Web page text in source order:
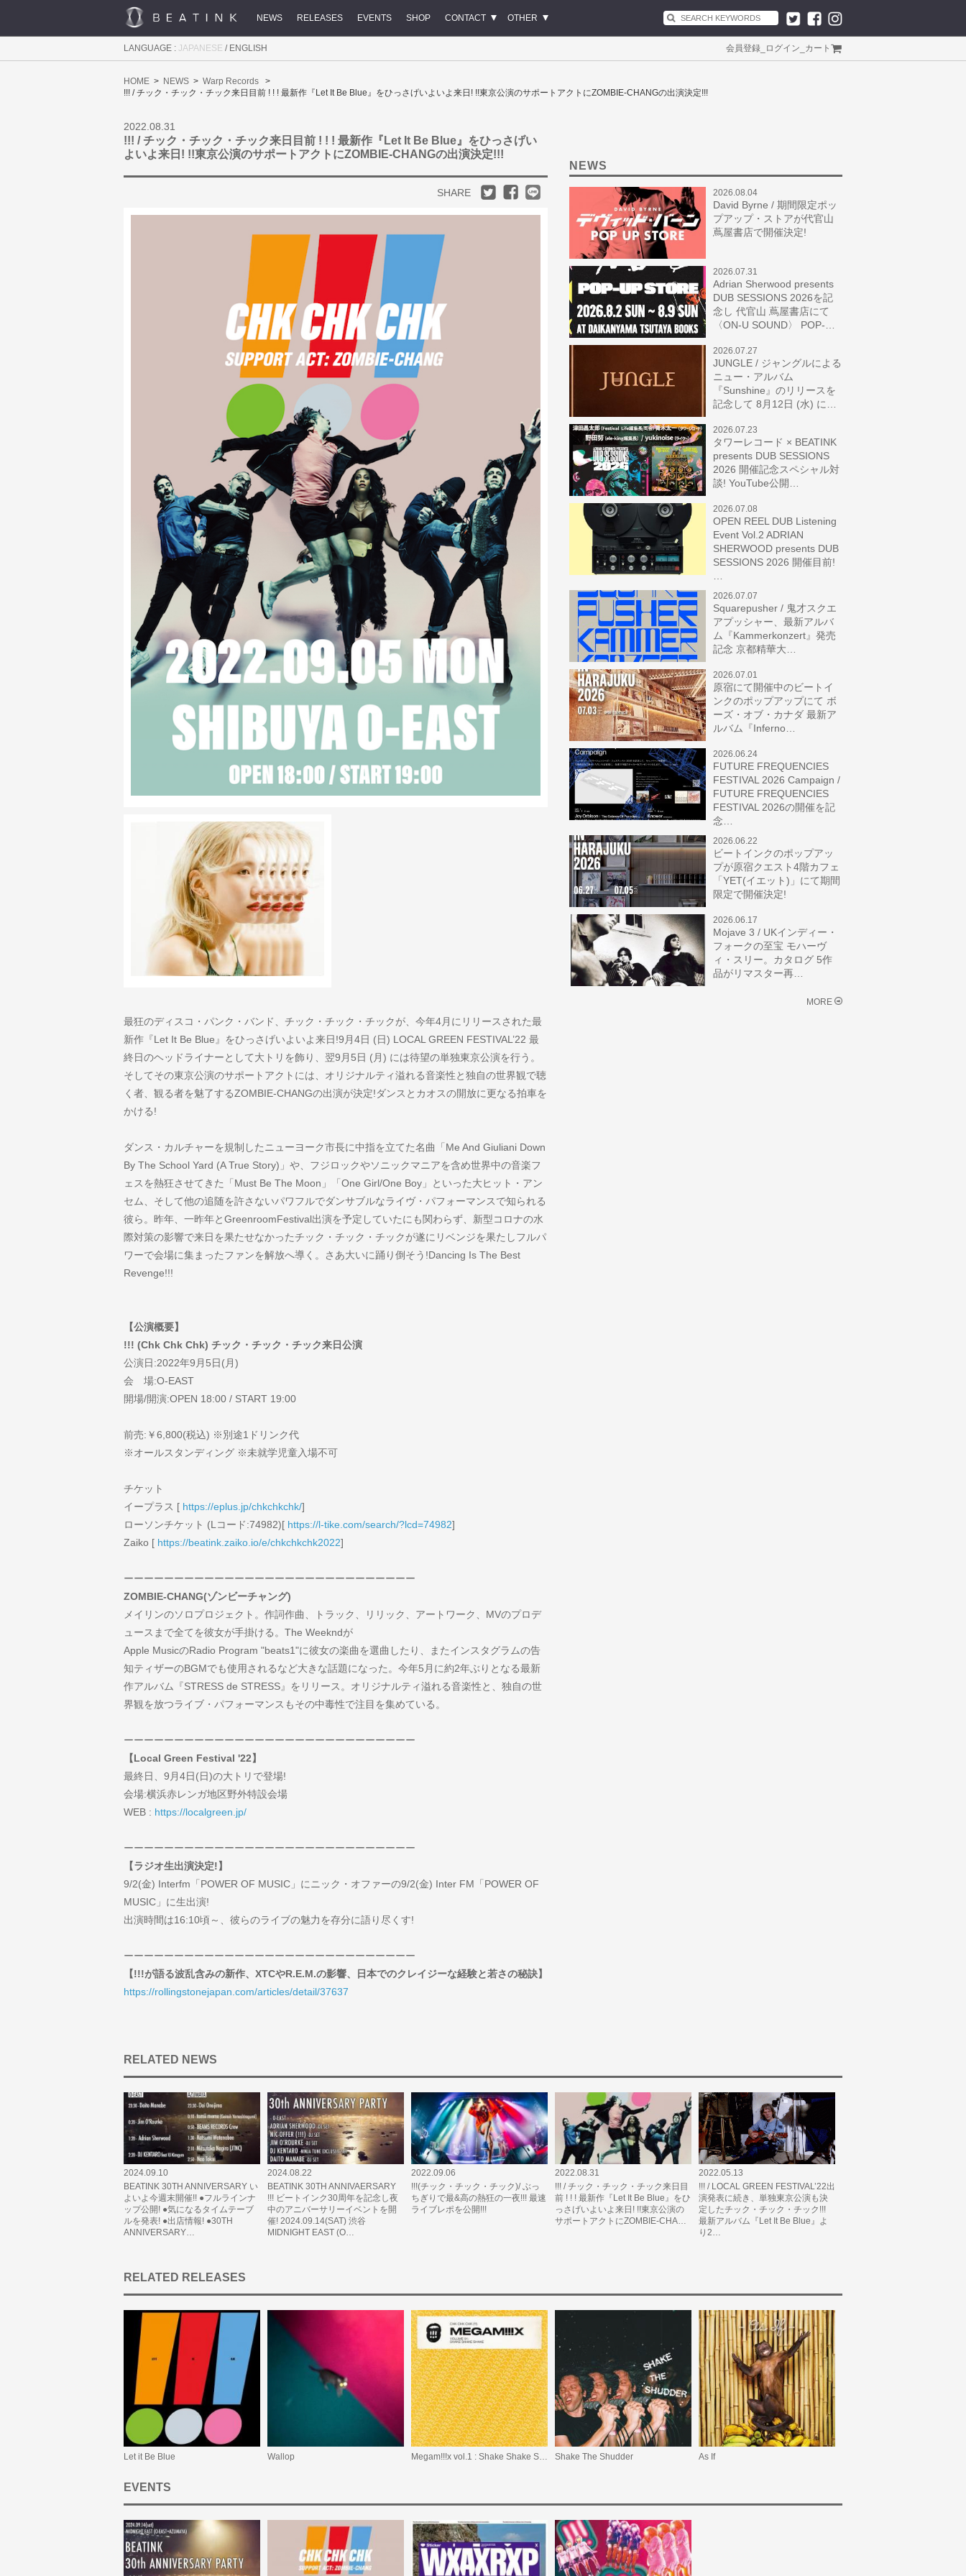
NEWS RELEASES EVENTS SHOP CONTACT OTHER
LANGUAGE : JAPANESE / ENGLISH 会員登録 ログイン カート
HOME NEWS
Warp Records
!!! / チック・チック・チック来日目前 ! ! ! 最新作『Let It Be Blue』をひっさげいよいよ来日! !!東京公演のサポートアクトにZOMBIE-CHANGの出演決定!!!
2022.08.31
!!! / チック・チック・チック来日目前 ! ! ! 最新作『Let It Be Blue』をひっさげい
よいよ来日! !!東京公演のサポートアクトにZOMBIE-CHANGの出演決定!!!
SHARE
最狂のディスコ・パンク・バンド、チック・チック・チックが、今年4月にリリースされた最
新作『Let It Be Blue』をひっさげいよいよ来日!9月4日 (日) LOCAL GREEN FESTIVAL’22 最
終日のヘッドライナーとして大トリを飾り、翌9月5日 (月) には待望の単独東京公演を行う。
そしてその東京公演のサポートアクトには、オリジナルティ溢れる音楽性と独自の世界観で聴
く者、観る者を魅了するZOMBIE-CHANGの出演が決定!ダンスとカオスの開放に更なる拍車を
かける!
ダンス・カルチャーを規制したニューヨーク市長に中指を立てた名曲「Me And Giuliani Down
By The School Yard (A True Story)」や、フジロックやソニックマニアを含め世界中の音楽フ
ェスを熱狂させてきた「Must Be The Moon」「One Girl/One Boy」といった大ヒット・アン
セム、そして他の追随を許さないパワフルでダンサブルなライヴ・パフォーマンスで知られる
彼ら。昨年、一昨年とGreenroomFestival出演を予定していたにも関わらず、新型コロナの水
際対策の影響で来日を果たせなかったチック・チック・チックが遂にリベンジを果たしフルパ
ワーで会場に集まったファンを解放へ導く。さあ大いに踊り倒そう!Dancing Is The Best
Revenge!!!
【公演概要】
!!! (Chk Chk Chk) チック・チック・チック来日公演
公演日:2022年9月5日(月)
会 場:O-EAST
開場/開演:OPEN 18:00 / START 19:00
前売:￥6,800(税込) ※別途1ドリンク代
※オールスタンディング ※未就学児童入場不可
チケット
イープラス [ https://eplus.jp/chkchkchk/]
ローソンチケット (Lコード:74982)[ https://l-tike.com/search/?lcd=74982]
Zaiko [ https://beatink.zaiko.io/e/chkchkchk2022]
ーーーーーーーーーーーーーーーーーーーーーーーーーーーーー
ZOMBIE-CHANG(ゾンビーチャング)
メイリンのソロプロジェクト。作詞作曲、トラック、リリック、アートワーク、MVのプロデ
ュースまで全てを彼女が手掛ける。The Weekndが
Apple MusicのRadio Program "beats1"に彼女の楽曲を選曲したり、またインスタグラムの告
知ティザーのBGMでも使用されるなど大きな話題になった。今年5月に約2年ぶりとなる最新
作アルバム『STRESS de STRESS』をリリース。オリジナルティ溢れる音楽性と、独自の世
界観を放つライブ・パフォーマンスもその中毒性で注目を集めている。
ーーーーーーーーーーーーーーーーーーーーーーーーーーーーー
【Local Green Festival '22】
最終日、9月4日(日)の大トリで登場!
会場:横浜赤レンガ地区野外特設会場
WEB : https://localgreen.jp/
ーーーーーーーーーーーーーーーーーーーーーーーーーーーーー
【ラジオ生出演決定!】
9/2(金) Interfm「POWER OF MUSIC」にニック・オファーの9/2(金) Inter FM「POWER OF
MUSIC」に生出演!
出演時間は16:10頃～、彼らのライブの魅力を存分に語り尽くす!
ーーーーーーーーーーーーーーーーーーーーーーーーーーーーー
【!!!が語る波乱含みの新作、XTCやR.E.M.の影響、日本でのクレイジーな経験と若さの秘訣】
https://rollingstonejapan.com/articles/detail/37637
NEWS
2026.08.04
David Byrne / 期間限定ポッ
プアップ・ストアが代官山
蔦屋書店で開催決定!
2026.07.31
Adrian Sherwood presents
DUB SESSIONS 2026を記
念し 代官山 蔦屋書店にて
〈ON-U SOUND〉 POP-…
2026.07.27
JUNGLE / ジャングルによる
ニュー・アルバム
『Sunshine』のリリースを
記念して 8月12日 (水) に…
2026.07.23
タワーレコード × BEATINK
presents DUB SESSIONS
2026 開催記念スペシャル対
談! YouTube公開…
2026.07.08
OPEN REEL DUB Listening
Event Vol.2 ADRIAN
SHERWOOD presents DUB
SESSIONS 2026 開催目前!
2026.07.07
Squarepusher / 鬼才スクエ
アプッシャー、最新アルバ
ム『Kammerkonzert』発売
記念 京都精華大…
2026.07.01
原宿にて開催中のビートイ
ンクのポップアップにて ボ
ーズ・オブ・カナダ 最新ア
ルバム『Inferno…
2026.06.24
FUTURE FREQUENCIES
FESTIVAL 2026 Campaign /
FUTURE FREQUENCIES
FESTIVAL 2026の開催を記
念…
2026.06.22
ビートインクのポップアッ
プが原宿クエスト4階カフェ
「YET(イエット)」にて期間
限定で開催決定!
2026.06.17
Mojave 3 / UKインディー・
フォークの至宝 モハーヴ
ィ・スリー。カタログ 5作
品がリマスター再…
MORE
RELATED NEWS
2024.09.10
BEATINK 30TH ANNIVERSARY い
よいよ今週末開催!! ●フルラインナ
ップ公開! ●気になるタイムテーブ
ルを発表! ●出店情報! ●30TH
ANNIVERSARY…
2024.08.22
BEATINK 30TH ANNIVAERSARY
!!! ビートインク30周年を記念し夜
中のアニバーサリーイベントを開
催! 2024.09.14(SAT) 渋谷
MIDNIGHT EAST (O…
2022.09.06
!!!(チック・チック・チック)/ ぶっ
ちぎりで最&高の熱狂の一夜!!! 最速
ライブレポを公開!!!
2022.08.31
!!! / チック・チック・チック来日目
前 ! ! ! 最新作『Let It Be Blue』をひ
っさげいよいよ来日! !!東京公演の
サポートアクトにZOMBIE-CHA…
2022.05.13
!!! / LOCAL GREEN FESTIVAL’22出
演発表に続き、単独東京公演も決
定したチック・チック・チック!!!
最新アルバム『Let It Be Blue』よ
り2…
RELATED RELEASES
Let it Be Blue Wallop Megam!!!x vol.1 : Shake Shake Shake Shake The Shudder As If
EVENTS